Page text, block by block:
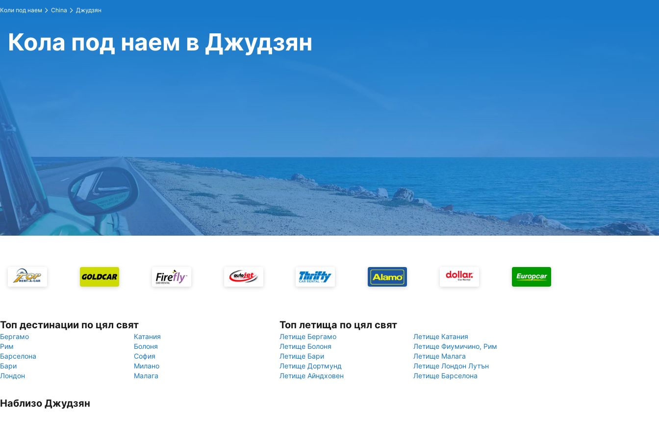
Коли под наем China Джудзян
Кола под наем в Джудзян
Топ дестинации по цял свят
Бергамо
Катания
Рим
Болоня
Барселона
София
Бари
Милано
Лондон
Малага
Топ летища по цял свят
Летище Бергамо
Летище Катания
Летище Болоня
Летище Фиумичино, Рим
Летище Бари
Летище Малага
Летище Дортмунд
Летище Лондон Лутън
Летище Айндховен
Летище Барселона
Наблизо Джудзян